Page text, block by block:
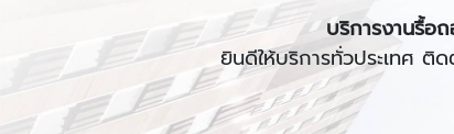
บริการงานรื้อ
ยินดีให้บริการทั่วประเทศ ติด